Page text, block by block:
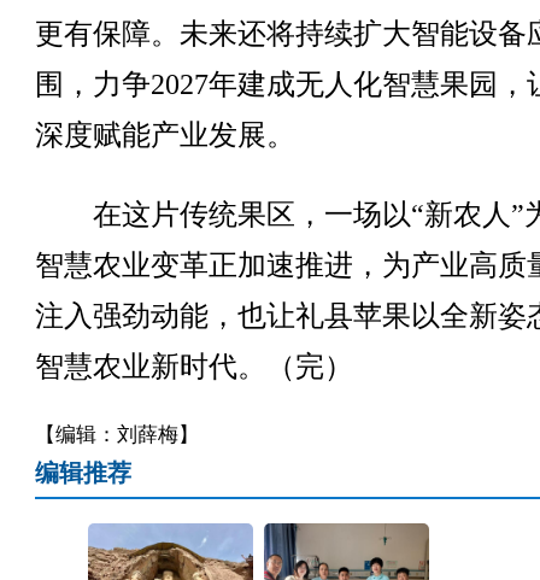
更有保障。未来还将持续扩大智能设备
围，力争2027年建成无人化智慧果园，
深度赋能产业发展。
在这片传统果区，一场以“新农人”
智慧农业变革正加速推进，为产业高质
注入强劲动能，也让礼县苹果以全新姿
智慧农业新时代。（完）
【编辑：刘薛梅】
编辑推荐